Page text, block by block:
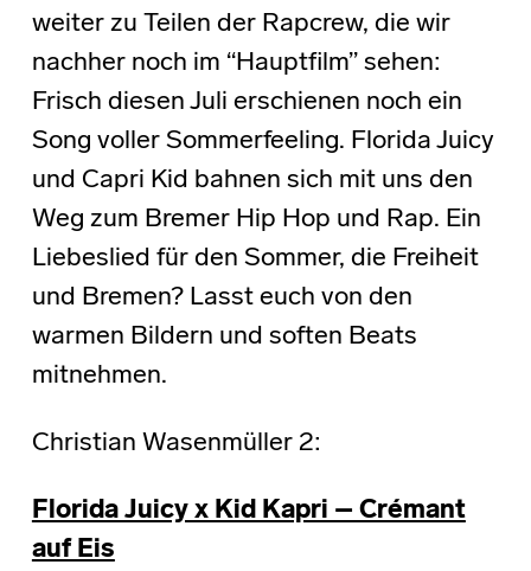
weiter zu Teilen der Rapcrew, die wir
nachher noch im “Hauptfilm” sehen:
Frisch diesen Juli erschienen noch ein
Song voller Sommerfeeling. Florida Juicy
und Capri Kid bahnen sich mit uns den
Weg zum Bremer Hip Hop und Rap. Ein
Liebeslied für den Sommer, die Freiheit
und Bremen? Lasst euch von den
warmen Bildern und soften Beats
mitnehmen.
Christian Wasenmüller 2:
Florida Juicy x Kid Kapri – Crémant
auf Eis